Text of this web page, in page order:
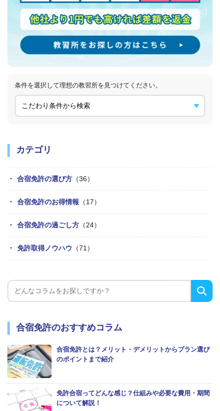
条件を選択して理想の教習所を 見つけてください。
カテゴリ
合宿免許の選び方 （36）
合宿免許のお得情報 （17）
合宿免許の過ごし方 （24）
免許取得ノウハウ （71）
合宿免許のおすすめコラム
合宿免許とは？メリット・デメリットからプラン選び
のポイントまで紹介
免許合宿ってどんな感じ？仕組みや必要な費用・期間
について解説！